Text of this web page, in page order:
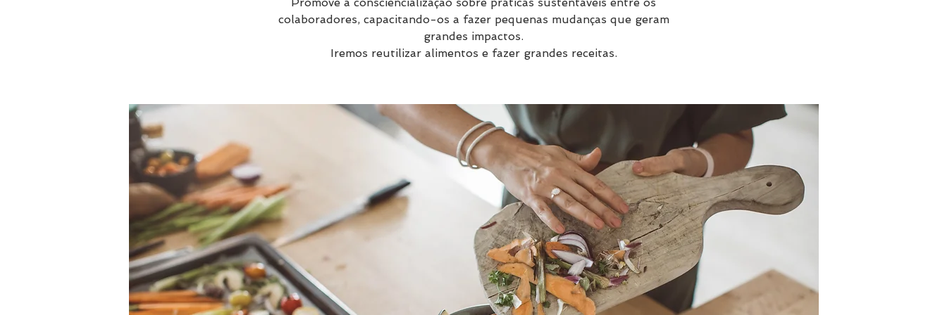
colaboradores, capacitando-os a fazer pequenas mudanças que geram
grandes impactos.
Iremos reutilizar alimentos e fazer grandes receitas.